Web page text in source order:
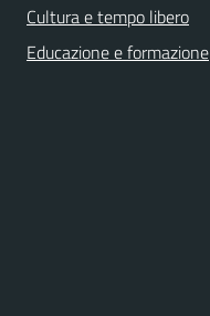
Cultura e tempo libero
Educazione e formazione